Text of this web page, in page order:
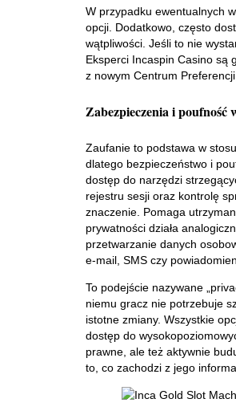
W przypadku ewentualnych
opcji. Dodatkowo, często
wątpliwości. Jeśli to nie
Eksperci Incaspin Casino są
z nowym Centrum
Zabezpieczenia i poufność
Zaufanie to podstawa w
dlatego bezpieczeństwo i
dostęp do narzędzi
rejestru sesji oraz kontrolę
znaczenie. Pomaga
prywatności działa
przetwarzanie danych
e-mail, SMS czy
To podejście nazywane
niemu gracz nie potrzebuje
istotne zmiany. Wszystkie
dostęp do
prawne, ale też aktywnie
to, co zachodzi z jego